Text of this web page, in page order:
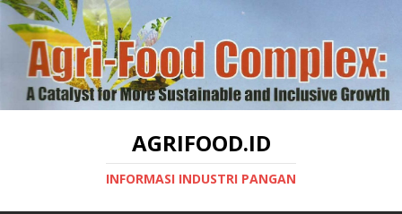
AGRIFOOD.ID
INFORMASI INDUSTRI PANGAN